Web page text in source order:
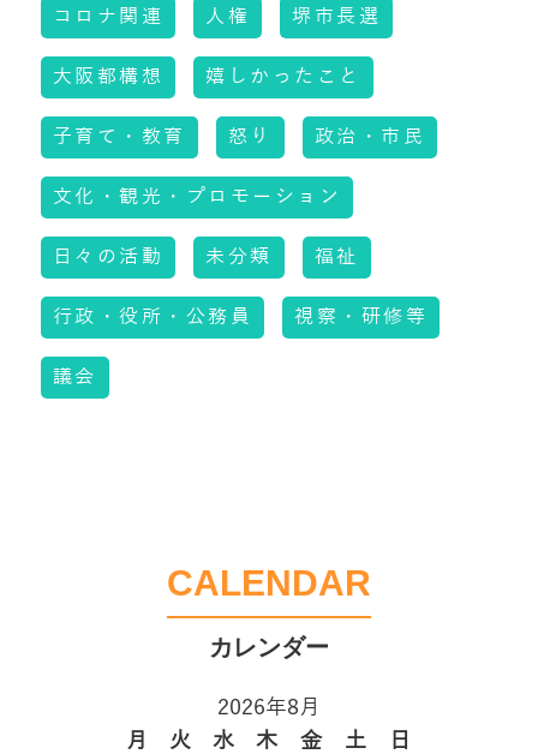
コロナ関連 人権 堺市長選
大阪都構想 嬉しかったこと
子育て・教育 怒り 政治・市民
文化・観光・プロモーション
日々の活動 未分類 福祉
行政・役所・公務員 視察・研修等
議会
CALENDAR
2026年8月
月
火 水 木 金 土
日